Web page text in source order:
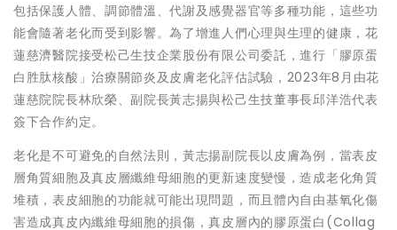
包括保護人體、調節體溫、代謝及感覺器官等多種功能，這些功
能會隨著老化而受到影響。為了增進人們心理與生理的健康，花
蓮慈濟醫院接受松己生技企業股份有限公司委託，進行「膠原蛋
白胜肽核酸」治療關節炎及皮膚老化評估試驗，2023年8月由花
蓮慈院院長林欣榮、副院長黃志揚與松己生技董事長邱洋浩代表
簽下合作約定。
老化是不可避免的自然法則，黃志揚副院長以皮膚為例，當表皮
層角質細胞及真皮層纖維母細胞的更新速度變慢，造成老化角質
堆積，表皮細胞的功能就可能出現問題，而且體內自由基氧化傷
害造成真皮內纖維母細胞的損傷，真皮層內的膠原蛋白(Collag